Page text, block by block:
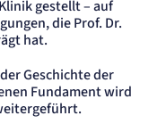
gestellt – auf
die Prof. Dr.
hat.
Geschichte der
Fundament wird
wird.